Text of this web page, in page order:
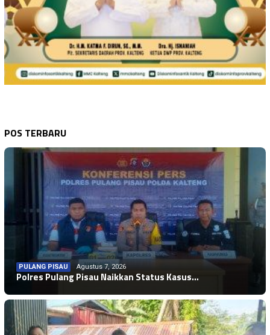
POS TERBARU
PULANG PISAU Agustus 7, 2026
Polres Pulang Pisau Naikkan Status Kasus…